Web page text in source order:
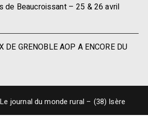
de Beaucroissant – 25 & 26 avril
DE GRENOBLE AOP A ENCORE DU
journal du monde rural – (38) Isère